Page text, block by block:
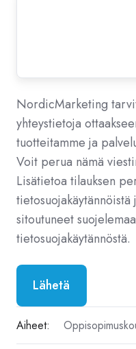
NordicMarketing
yhteystietoja
tuotteitamme ja
Voit perua nämä
Lisätietoa tilauksen
sitoutuneet
tietosuojakäytännöstä.
Aiheet: